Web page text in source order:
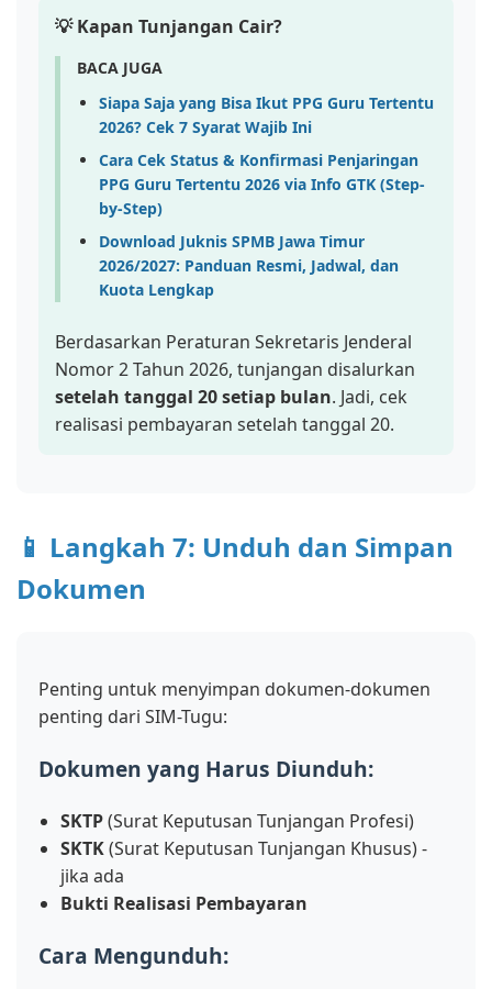
💡 Kapan Tunjangan Cair?
BACA JUGA
Siapa Saja yang Bisa Ikut PPG Guru Tertentu
2026? Cek 7 Syarat Wajib Ini
Cara Cek Status & Konfirmasi Penjaringan
PPG Guru Tertentu 2026 via Info GTK (Step-
by-Step)
Download Juknis SPMB Jawa Timur
2026/2027: Panduan Resmi, Jadwal, dan
Kuota Lengkap
Berdasarkan Peraturan Sekretaris Jenderal
Nomor 2 Tahun 2026, tunjangan disalurkan
setelah tanggal 20 setiap bulan. Jadi, cek
realisasi pembayaran setelah tanggal 20.
📱 Langkah 7: Unduh dan Simpan
Dokumen
Penting untuk menyimpan dokumen-dokumen
penting dari SIM-Tugu:
Dokumen yang Harus Diunduh:
SKTP(Surat Keputusan Tunjangan Profesi)
SKTK(Surat Keputusan Tunjangan Khusus) -
jika ada
Bukti Realisasi Pembayaran
Cara Mengunduh: